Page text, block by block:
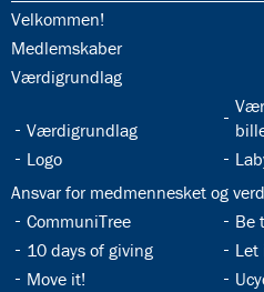
32.1:
Velkommen!
32.2:
Medlemskaber
32.3:
Værdigrundlag
32.4:
Værdigrundlag
32.6:
Logo
32.8:
Ansvar for medmennesket og
32.9:
CommuniTree
Be
32.11:
10 days of giving
Let
32.13:
Move it!